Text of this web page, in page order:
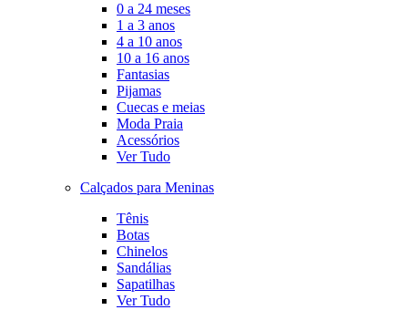
0 a 24 meses
1 a 3 anos
4 a 10 anos
10 a 16 anos
Fantasias
Pijamas
Cuecas e meias
Moda Praia
Acessórios
Ver Tudo
Calçados para Meninas
Tênis
Botas
Chinelos
Sandálias
Sapatilhas
Ver Tudo